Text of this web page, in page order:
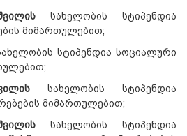
სახელობის სტიპენდია
მიმართულებით;
სტიპენდია სოციალური
სახელობის სტიპენდია
მიმართულებით;
სახელობის სტიპენდია